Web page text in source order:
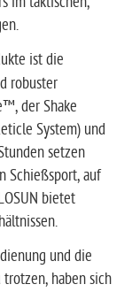
ist die
robuster
der Shake
System) und
setzen
Schießsport, auf
bietet
und die
haben sich